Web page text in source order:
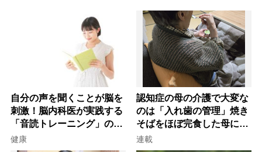
自分の声を聞くことが脳を
刺激！脳内科医が実践する
「音読トレーニング」の極
意
健康
認知症の母の介護で大変な
のは「入れ歯の管理」焼き
そばをほぼ完食した母に息
子が血の気が引いた理由
連載